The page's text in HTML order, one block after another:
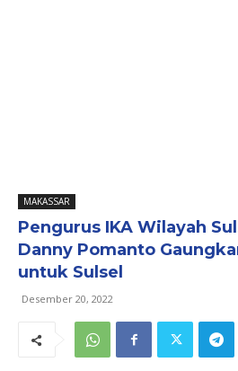
MAKASSAR
Pengurus IKA Wilayah
Danny Pomanto
untuk Sulsel
Desember 20, 2022